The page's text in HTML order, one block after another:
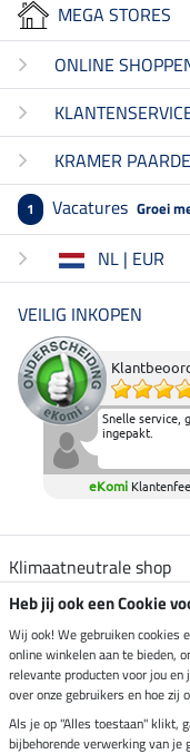
MEGA STORES
ONLINE
KRAMER
1 Vacatures Groei
NL | EUR
VEILIG INKOPEN
Snelle service,
ingepakt.
eKomi
Klimaatneutrale shop
Verzending per
Veilig betalen met
Heb jij ook een Cookie
Wij ook! We gebruiken cookies
online winkelen aan te bieden,
relevante producten voor jou
over onze gebruikers en hoe zij
Als je op "Alles toestaan" klikt,
bijbehorende verwerking van je